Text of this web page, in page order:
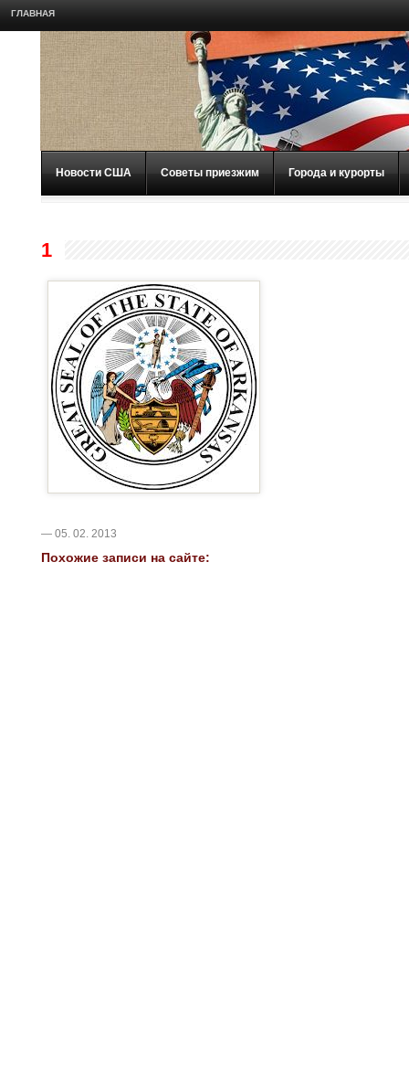
ГЛАВНАЯ
Новости США Советы приезжим Города и курорты
1
— 05. 02. 2013
Похожие записи на сайте: